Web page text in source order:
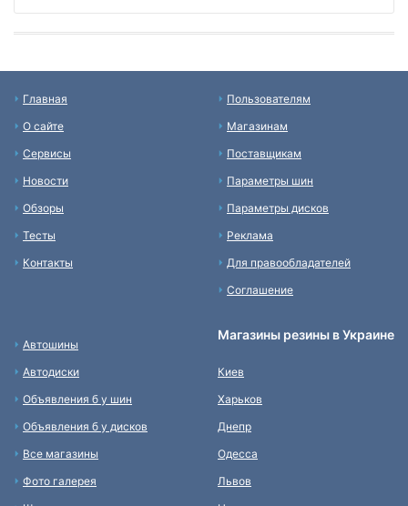
Главная
О сайте
Сервисы
Новости
Обзоры
Тесты
Контакты
Пользователям
Магазинам
Поставщикам
Параметры шин
Параметры дисков
Реклама
Для правообладателей
Соглашение
Автошины
Автодиски
Объявления б у шин
Объявления б у дисков
Все магазины
Фото галерея
Магазины резины в Украине
Киев
Харьков
Днепр
Одесса
Львов